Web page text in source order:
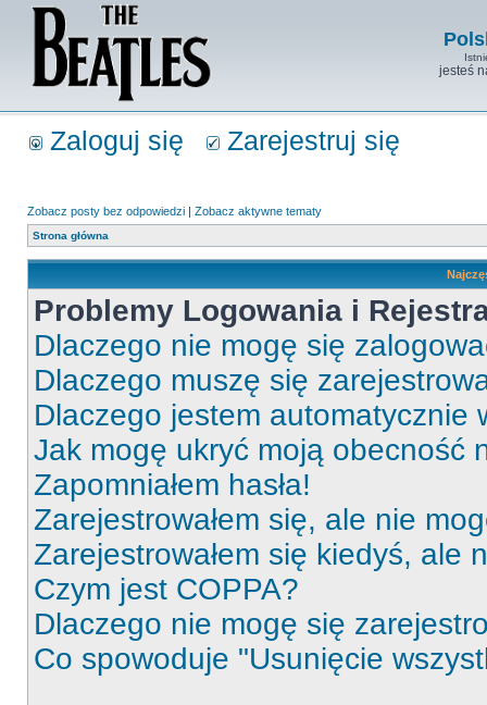
jesteś
Zaloguj się Zarejestruj się
Zobacz posty bez odpowiedzi | Zobacz aktywne tematy
Strona główna
Problemy Logowania i
Dlaczego nie mogę się
Dlaczego muszę się
Dlaczego jestem automatycznie
Jak mogę ukryć moją obecność
Zapomniałem hasła!
Zarejestrowałem się, ale nie
Zarejestrowałem się kiedyś, ale
Czym jest COPPA?
Dlaczego nie mogę się
Co spowoduje "Usunięcie